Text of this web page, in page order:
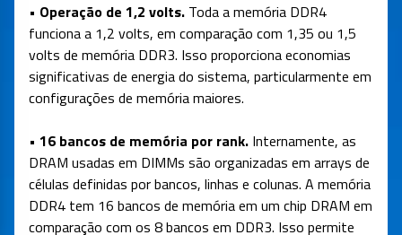
• Operação de 1,2 volts. Toda a memória DDR4
funciona a 1,2 volts, em comparação com 1,35 ou 1,5
volts de memória DDR3. Isso proporciona economias
significativas de energia do sistema, particularmente em
configurações de memória maiores.
• 16 bancos de memória por rank. Internamente, as
DRAM usadas em DIMMs são organizadas em arrays de
células definidas por bancos, linhas e colunas. A memória
DDR4 tem 16 bancos de memória em um chip DRAM em
comparação com os 8 bancos em DDR3. Isso permite